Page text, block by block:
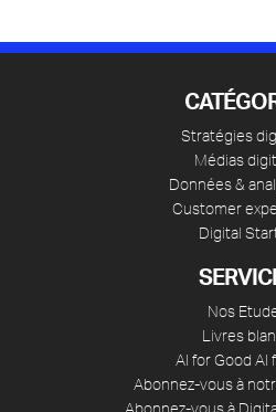
Stratégies
Médias
Données &
Customer
Digital
Nos
Livres
AI for Good AI
Abonnez-vous à